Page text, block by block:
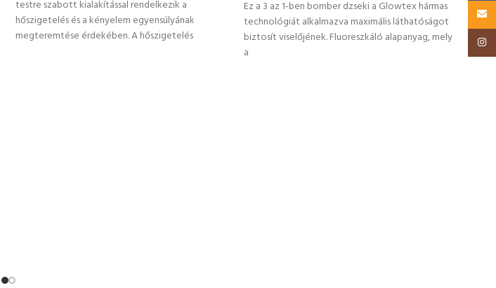
testre szabott kialakítással rendelkezik a
hőszigetelés és a kényelem egyensúlyának
megteremtése érdekében. A hőszigetelés
Ez a 3 az 1-ben bomber dzseki a Glowtex hármas
technológiát alkalmazva maximális láthatóságot
biztosít viselőjének. Fluoreszkáló alapanyag, mely
a
Email